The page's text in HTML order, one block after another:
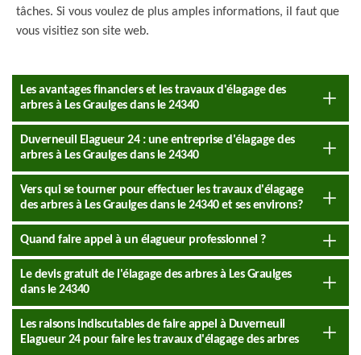
tâches. Si vous voulez de plus amples informations, il faut que
vous visitiez son site web.
Les avantages financiers et les travaux d'élagage des
arbres à Les Graulges dans le 24340
Duverneuil Elagueur 24 : une entreprise d'élagage des
arbres à Les Graulges dans le 24340
Vers qui se tourner pour effectuer les travaux d'élagage
des arbres à Les Graulges dans le 24340 et ses environs?
Quand faire appel à un élagueur professionnel ?
Le devis gratuit de l'élagage des arbres à Les Graulges
dans le 24340
Les raisons indiscutables de faire appel à Duverneuil
Elagueur 24 pour faire les travaux d'élagage des arbres